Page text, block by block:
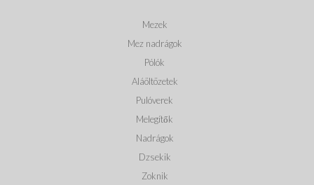
Mezek
Mez nadrágok
Pólók
Aláöltözetek
Pulóverek
Melegítők
Nadrágok
Dzsekik
Zoknik